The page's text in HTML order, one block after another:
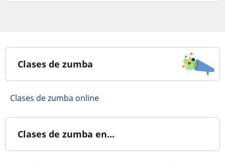
Clases de zumba
Clases de zumba online
Clases de zumba en...